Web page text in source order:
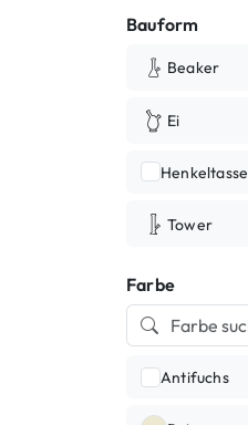
Bauform
Beaker
Ei
Henkeltasse
Tower
Farbe
Antifuchs